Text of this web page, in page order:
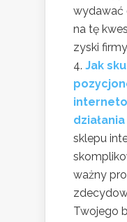
wydawać
na tę
zyski
Jak
działania
sklepu
ważny
Twojego